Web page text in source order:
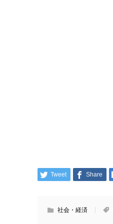
Tweet Share
社会・経済